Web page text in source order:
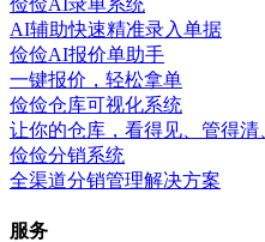
AI辅助快速精准录入单据
俭俭AI报价单助手
一键报价，轻松拿单
俭俭仓库可视化系统
让你的仓库，看得见、管得清
俭俭分销系统
全渠道分销管理解决方案
服务